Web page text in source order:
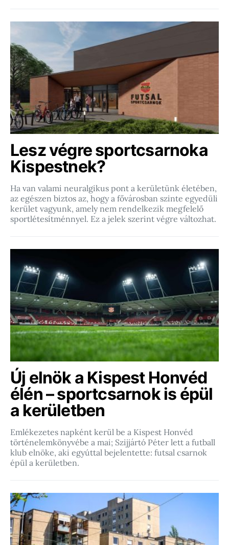
Lesz végre sportcsarnoka
Kispestnek?
Ha van valami neuralgikus pont a kerületünk életében,
az egészen biztos az, hogy a fővárosban szinte egyedüli
kerület vagyunk, amely nem rendelkezik megfelelő
sportlétesítménnyel. Ez a jelek szerint végre változhat.
Új elnök a Kispest Honvéd
élén – sportcsarnok is épül
a kerületben
Emlékezetes napként kerül be a Kispest Honvéd
történelemkönyvébe a mai; Szijjártó Péter lett a futball
klub elnöke, aki egyúttal bejelentette: futsal csarnok
épül a kerületben.